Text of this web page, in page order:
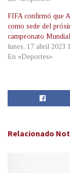
FIFA confirmó que
como sede del
campeonato
lunes, 17 abril 2023
En «Deportes»
Relacionado